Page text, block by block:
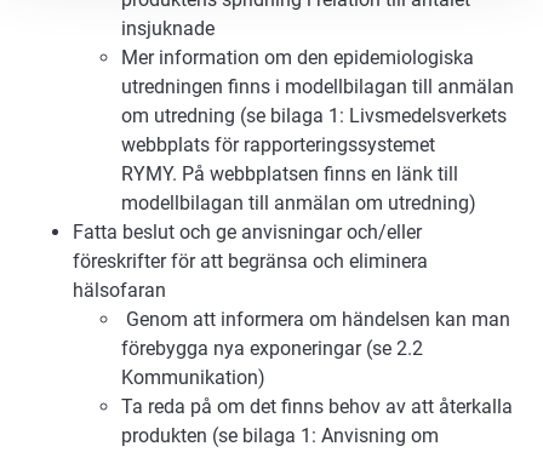
insjuknade
Mer information om den epidemiologiska
utredningen finns i modellbilagan till anmälan
om utredning (se bilaga 1: Livsmedelsverkets
webbplats för rapporteringssystemet
RYMY. På webbplatsen finns en länk till
modellbilagan till anmälan om utredning)
Fatta beslut och ge anvisningar och/eller
föreskrifter för att begränsa och eliminera
hälsofaran
Genom att informera om händelsen kan man
förebygga nya exponeringar (se 2.2
Kommunikation)
Ta reda på om det finns behov av att återkalla
produkten (se bilaga 1: Anvisning om